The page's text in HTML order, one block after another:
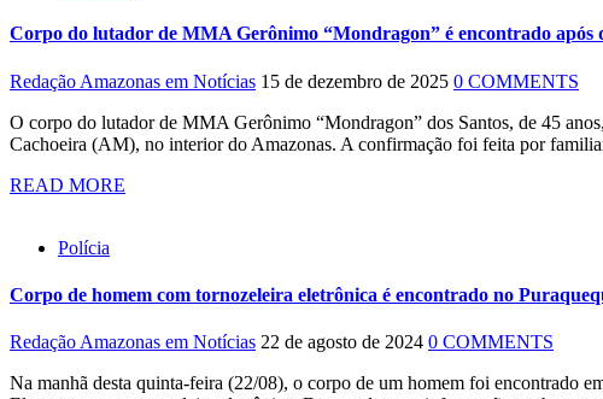
Corpo do lutador de MMA Gerônimo “Mondragon” é encontrado após
Redação Amazonas em Notícias 15 de dezembro de 2025 0 COMMENTS
O corpo do lutador de MMA Gerônimo “Mondragon” dos Santos, de 45
Cachoeira (AM), no interior do Amazonas. A confirmação foi feita por
READ MORE
Polícia
Corpo de homem com tornozeleira eletrônica é encontrado no
Redação Amazonas em Notícias 22 de agosto de 2024 0 COMMENTS
Na manhã desta quinta-feira (22/08), o corpo de um homem foi encontrado